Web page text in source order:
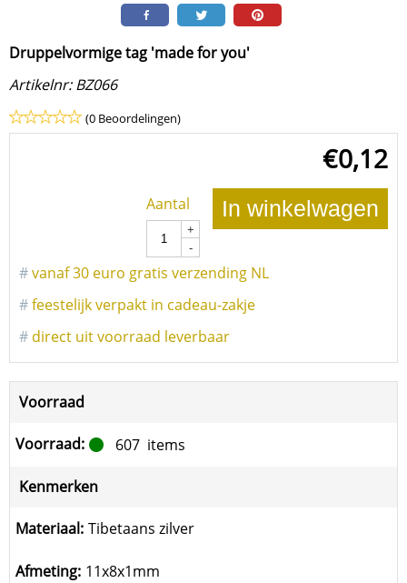
Druppelvormige tag 'made for you'
Artikelnr: BZ066
(0 Beoordelingen)
€0,12
Aantal
+
-
In winkelwagen
#vanaf 30 euro gratis verzending NL
#feestelijk verpakt in cadeau-zakje
# direct uit voorraad leverbaar
Voorraad
Voorraad: 607 items
Kenmerken
Materiaal: Tibetaans zilver
Afmeting: 11x8x1mm